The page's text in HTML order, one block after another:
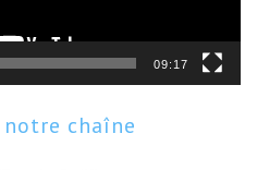
09:17
notre chaîne